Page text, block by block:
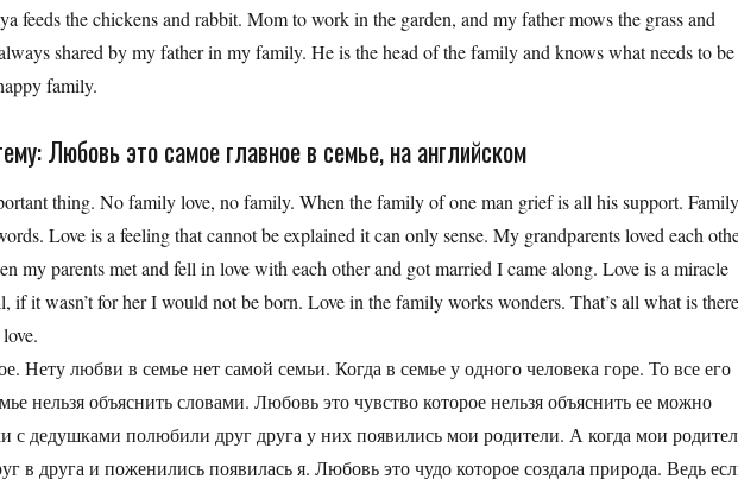
feeds the chickens and rabbit. Mom to work in the garden, and my father mows the grass and
shared by my father in my family. He is the head of the family and knows what needs to be
family.
Любовь это самое главное в семье, на английском
thing. No family love, no family. When the family of one man grief is all his support. Family
Love is a feeling that cannot be explained it can only sense. My grandparents loved each
my parents met and fell in love with each other and got married I came along. Love is a miracle
if it wasn’t for her I would not be born. Love in the family works wonders. That’s all what is there
Нету любви в семье нет самой семьи. Когда в семье у одного человека горе. То все его
нельзя объяснить словами. Любовь это чувство которое нельзя объяснить ее можно
с дедушками полюбили друг друга у них появились мои родители. А когда мои
в друга и поженились появилась я. Любовь это чудо которое создала природа. Ведь